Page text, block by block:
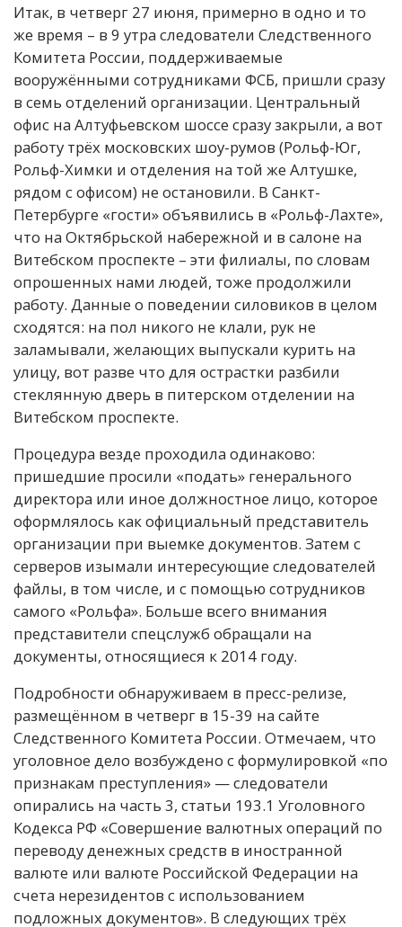
Итак, в четверг 27 июня, примерно в одно и то
же время – в 9 утра следователи Следственного
Комитета России, поддерживаемые
вооружёнными сотрудниками ФСБ, пришли сразу
в семь отделений организации. Центральный
офис на Алтуфьевском шоссе сразу закрыли, а вот
работу трёх московских шоу-румов (Рольф-Юг,
Рольф-Химки и отделения на той же Алтушке,
рядом с офисом) не остановили. В Санкт-
Петербурге «гости» объявились в «Рольф-Лахте»,
что на Октябрьской набережной и в салоне на
Витебском проспекте – эти филиалы, по словам
опрошенных нами людей, тоже продолжили
работу. Данные о поведении силовиков в целом
сходятся: на пол никого не клали, рук не
заламывали, желающих выпускали курить на
улицу, вот разве что для острастки разбили
стеклянную дверь в питерском отделении на
Витебском проспекте.
Процедура везде проходила одинаково:
пришедшие просили «подать» генерального
директора или иное должностное лицо, которое
оформлялось как официальный представитель
организации при выемке документов. Затем с
серверов изымали интересующие следователей
файлы, в том числе, и с помощью сотрудников
самого «Рольфа». Больше всего внимания
представители спецслужб обращали на
документы, относящиеся к 2014 году.
Подробности обнаруживаем в пресс-релизе,
размещённом в четверг в 15-39 на сайте
Следственного Комитета России. Отмечаем, что
уголовное дело возбуждено с формулировкой «по
признакам преступления» — следователи
опирались на часть 3, статьи 193.1 Уголовного
Кодекса РФ «Совершение валютных операций по
переводу денежных средств в иностранной
валюте или валюте Российской Федерации на
счета нерезидентов с использованием
подложных документов». В следующих трёх